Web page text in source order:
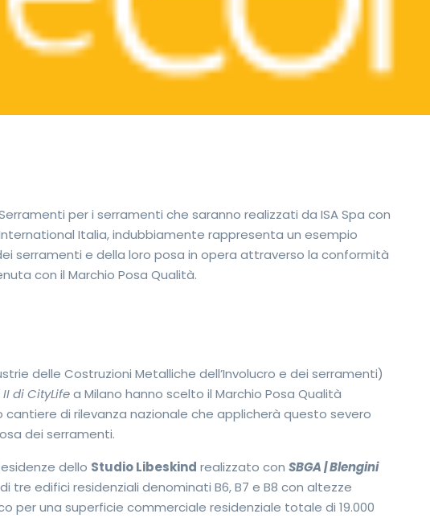
per i serramenti che saranno realizzati da ISA Spa con
Italia, indubbiamente rappresenta un esempio
serramenti e della loro posa in opera attraverso la conformità
con il Marchio Posa Qualità.
delle Costruzioni Metalliche dell’Involucro e dei serramenti)
di CityLifea Milano hanno scelto il Marchio Posa Qualità
di rilevanza nazionale che applicherà questo severo
dei serramenti.
dello Studio Libeskind realizzato con SBGA | Blengini
tre edifici residenziali denominati B6, B7 e B8 con altezze
per una superficie commerciale residenziale totale di 19.000